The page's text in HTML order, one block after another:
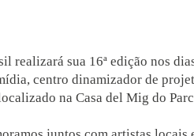
realizará sua 16ª edição nos
centro dinamizador de
na Casa del Mig do